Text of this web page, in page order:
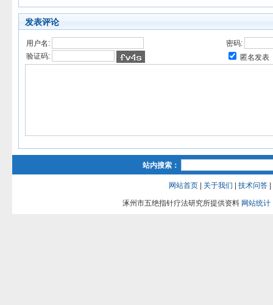
发表评论
用户名:
密码:
验证码:
匿名发表
站内搜索：
网站首页 关于我们 技术问答
涿州市五绝指针疗法研究所提供资料 网站统计